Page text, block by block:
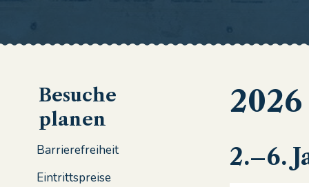
Besuche
planen
Barrierefreiheit
Eintrittspreise
2026
2.–6.